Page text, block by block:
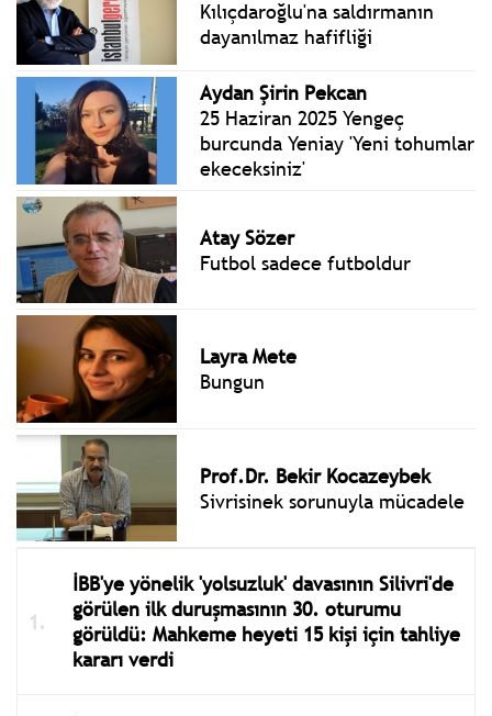
Kılıçdaroğlu'na saldırmanın
dayanılmaz hafifliği
Aydan Şirin Pekcan
25 Haziran 2025 Yengeç
burcunda Yeniay 'Yeni tohumlar
ekeceksiniz'
Atay Sözer
Futbol sadece futboldur
Layra Mete
Bungun
Prof.Dr. Bekir Kocazeybek
Sivrisinek sorunuyla mücadele
İBB'ye yönelik 'yolsuzluk' davasının Silivri'de
görülen ilk duruşmasının 30. oturumu
görüldü: Mahkeme heyeti 15 kişi için tahliye
kararı verdi